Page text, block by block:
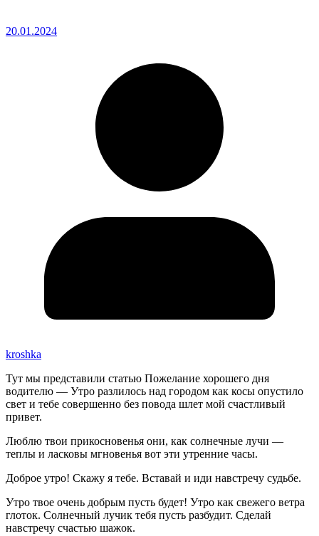
20.01.2024
kroshka
Тут мы представили статью Пожелание хорошего дня
водителю — Утро разлилось над городом как косы опустило
свет и тебе совершенно без повода шлет мой счастливый
привет.
Люблю твои прикосновенья они, как солнечные лучи —
теплы и ласковы мгновенья вот эти утренние часы.
Доброе утро! Скажу я тебе. Вставай и иди навстречу судьбе.
Утро твое очень добрым пусть будет! Утро как свежего ветра
глоток. Солнечный лучик тебя пусть разбудит. Сделай
навстречу счастью шажок.